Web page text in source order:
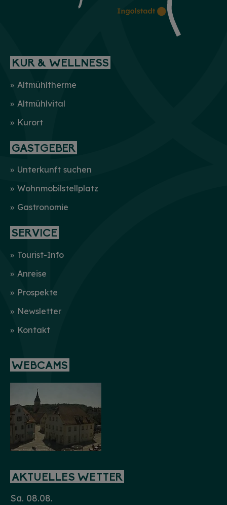
KUR & WELLNESS
Altmühltherme
Altmühlvital
Kurort
GASTGEBER
Unterkunft suchen
Wohnmobilstellplatz
Gastronomie
SERVICE
Tourist-Info
Anreise
Prospekte
Newsletter
Kontakt
WEBCAMS
AKTUELLES WETTER
Sa. 08.08.